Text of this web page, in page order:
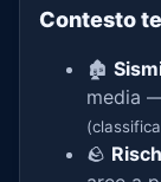
Contesto
🏚️
media
🪨